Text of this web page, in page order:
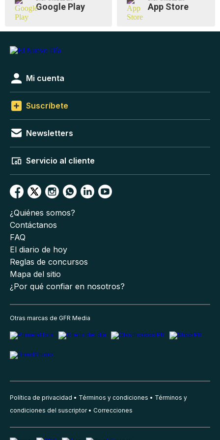
Google Play App Store
Mi cuenta
Suscríbete
Newsletters
Servicio al cliente
¿Quiénes somos?
Contáctanos
FAQ
El diario de hoy
Reglas de concursos
Mapa del sitio
¿Por qué confiar en nosotros?
Otras marcas de GFR Media
Política de privacidad Términos y condiciones
Términos y
condiciones del suscriptor
Correcciones